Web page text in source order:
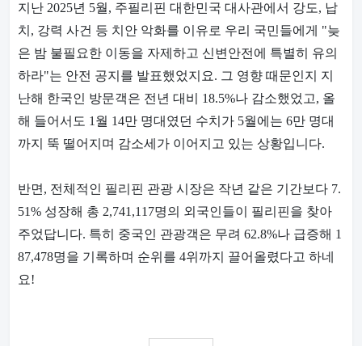
지난 2025년 5월, 주필리핀 대한민국 대사관에서 강도, 납
치, 강력 사건 등 치안 악화를 이유로 우리 국민들에게 "늦
은 밤 불필요한 이동을 자제하고 신변안전에 특별히 유의
하라"는 안전 공지를 발표했었지요. 그 영향 때문인지 지
난해 한국인 방문객은 전년 대비 18.5%나 감소했었고, 올
해 들어서도 1월 14만 명대였던 수치가 5월에는 6만 명대
까지 뚝 떨어지며 감소세가 이어지고 있는 상황입니다.
반면, 전체적인 필리핀 관광 시장은 작년 같은 기간보다 7.
51% 성장해 총 2,741,117명의 외국인들이 필리핀을 찾아
주었답니다. 특히 중국인 관광객은 무려 62.8%나 급증해 1
87,478명을 기록하며 순위를 4위까지 끌어올렸다고 하네
요!